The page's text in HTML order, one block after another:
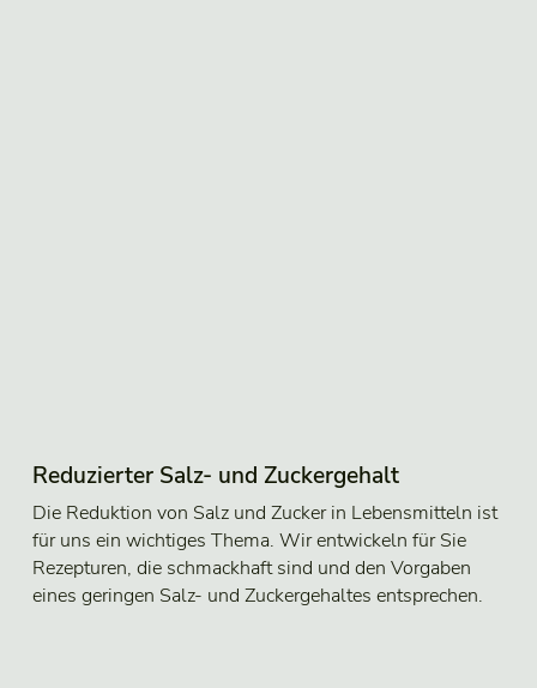
Reduzierter Salz- und Zuckergehalt
Die Reduktion von Salz und Zucker in Lebensmitteln ist
für uns ein wichtiges Thema. Wir entwickeln für Sie
Rezepturen, die schmackhaft sind und den Vorgaben
eines geringen Salz- und Zuckergehaltes entsprechen.